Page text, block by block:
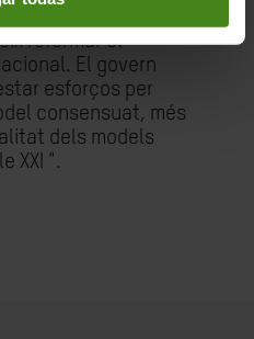
reformar el
El govern
esforços per
consensuat, més
dels models
XXI ".